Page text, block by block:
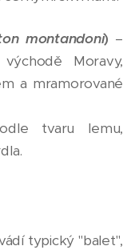
montandoni) –
Moravy,
a mramorované
tvaru lemu,
typický "balet",